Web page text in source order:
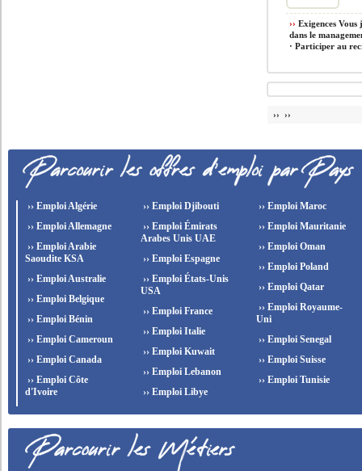
›› Exigences Vous
dans le
· Participer au
›› ››
›› Emploi Algérie
›› Emploi Allemagne
›› Emploi Arabie
Saoudite KSA
›› Emploi Australie
›› Emploi Belgique
›› Emploi Bénin
›› Emploi Cameroun
›› Emploi Canada
›› Emploi Côte
d'Ivoire
›› Emploi Djibouti
›› Emploi Émirats
Arabes Unis UAE
›› Emploi Espagne
›› Emploi États-Unis
USA
›› Emploi France
›› Emploi Italie
›› Emploi Kuwait
›› Emploi Lebanon
›› Emploi Libye
›› Emploi Maroc
›› Emploi Mauritanie
›› Emploi Oman
›› Emploi Poland
›› Emploi Qatar
›› Emploi Royaume-
Uni
›› Emploi Senegal
›› Emploi Suisse
›› Emploi Tunisie